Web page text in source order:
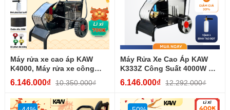
Máy rửa xe cao áp KAW
K4000, Máy rửa xe công
nghiệp, Sức mạnh làm...
6.146.000₫ 10.350.000₫
Máy Rửa Xe Cao Áp KAW
K333Z Công Suất 4000W –
Sức Mạnh Vượt Trội....
6.146.000₫ 12.292.000₫